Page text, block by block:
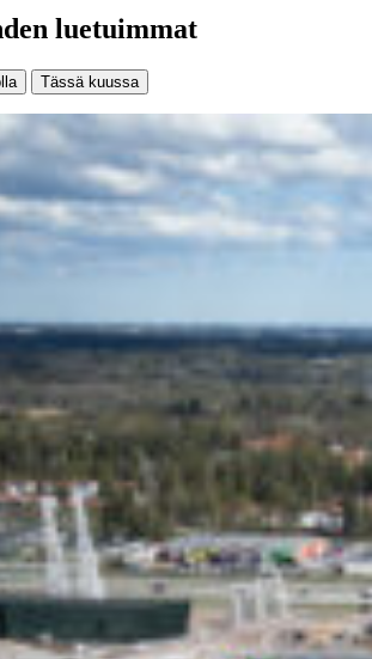
luetuimmat
Tässä kuussa